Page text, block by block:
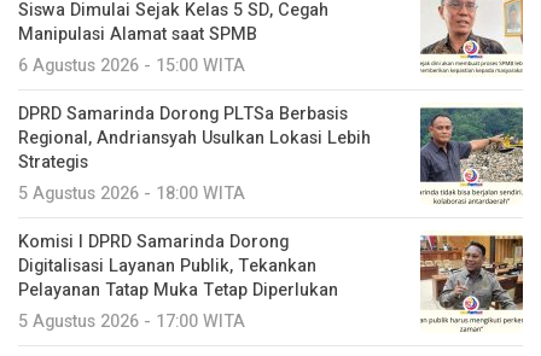
Siswa Dimulai Sejak Kelas 5 SD, Cegah
Manipulasi Alamat saat SPMB
6 Agustus 2026 - 15:00 WITA
DPRD Samarinda Dorong PLTSa Berbasis
Regional, Andriansyah Usulkan Lokasi Lebih
Strategis
5 Agustus 2026 - 18:00 WITA
Komisi I DPRD Samarinda Dorong
Digitalisasi Layanan Publik, Tekankan
Pelayanan Tatap Muka Tetap Diperlukan
5 Agustus 2026 - 17:00 WITA